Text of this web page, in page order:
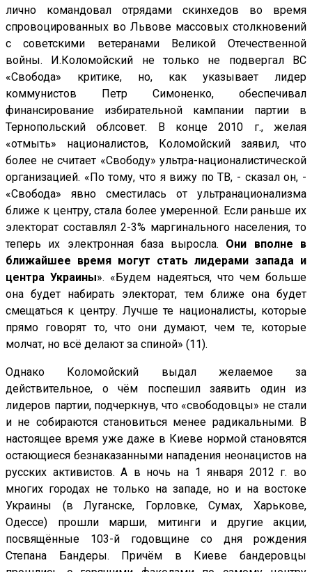
лично командовал отрядами скинхедов во время
спровоцированных во Львове массовых столкновений
с советскими ветеранами Великой Отечественной
войны. И.Коломойский не только не подвергал ВС
«Свобода» критике, но, как указывает лидер
коммунистов Петр Симоненко, обеспечивал
финансирование избирательной кампании партии в
Тернопольский облсовет. В конце 2010 г., желая
«отмыть» националистов, Коломойский заявил, что
более не считает «Свободу» ультра-националистической
организацией. «По тому, что я вижу по ТВ, - сказал он, -
«Свобода» явно сместилась от ультранационализма
ближе к центру, стала более умеренной. Если раньше их
электорат составлял 2-3% маргинального населения, то
теперь их электронная база выросла. Они вполне в
ближайшее время могут стать лидерами запада и
центра Украины». «Будем надеяться, что чем больше
она будет набирать электорат, тем ближе она будет
смещаться к центру. Лучше те националисты, которые
прямо говорят то, что они думают, чем те, которые
молчат, но всё делают за спиной» (11).
Однако Коломойский выдал желаемое за
действительное, о чём поспешил заявить один из
лидеров партии, подчеркнув, что «свободовцы» не стали
и не собираются становиться менее радикальными. В
настоящее время уже даже в Киеве нормой становятся
остающиеся безнаказанными нападения неонацистов на
русских активистов. А в ночь на 1 января 2012 г. во
многих городах не только на западе, но и на востоке
Украины (в Луганске, Горловке, Сумах, Харькове,
Одессе) прошли марши, митинги и другие акции,
посвящённые 103-й годовщине со дня рождения
Степана Бандеры. Причём в Киеве бандеровцы